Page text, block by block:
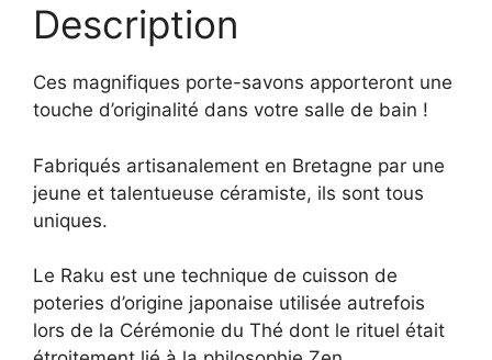
Description
Ces magnifiques porte-savons apporteront une
touche d’originalité dans votre salle de bain !
Fabriqués artisanalement en Bretagne par une
jeune et talentueuse céramiste, ils sont tous
uniques.
Le Raku est une technique de cuisson de
poteries d’origine japonaise utilisée autrefois
lors de la Cérémonie du Thé dont le rituel était